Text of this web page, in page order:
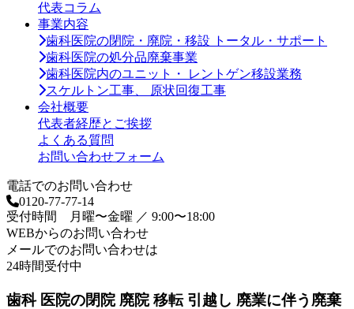
代表コラム
事業内容
歯科医院の閉院・廃院・移設 トータル・サポート
歯科医院の処分品廃棄事業
歯科医院内のユニット・ レントゲン移設業務
スケルトン工事、 原状回復工事
会社概要
代表者経歴とご挨拶
よくある質問
お問い合わせフォーム
電話でのお問い合わせ
0120-77-77-14
受付時間 月曜〜金曜 ／ 9:00〜18:00
WEBからのお問い合わせ
メールでのお問い合わせは
24時間受付中
歯科 医院の閉院 廃院 移転 引越し 廃業に伴う廃棄